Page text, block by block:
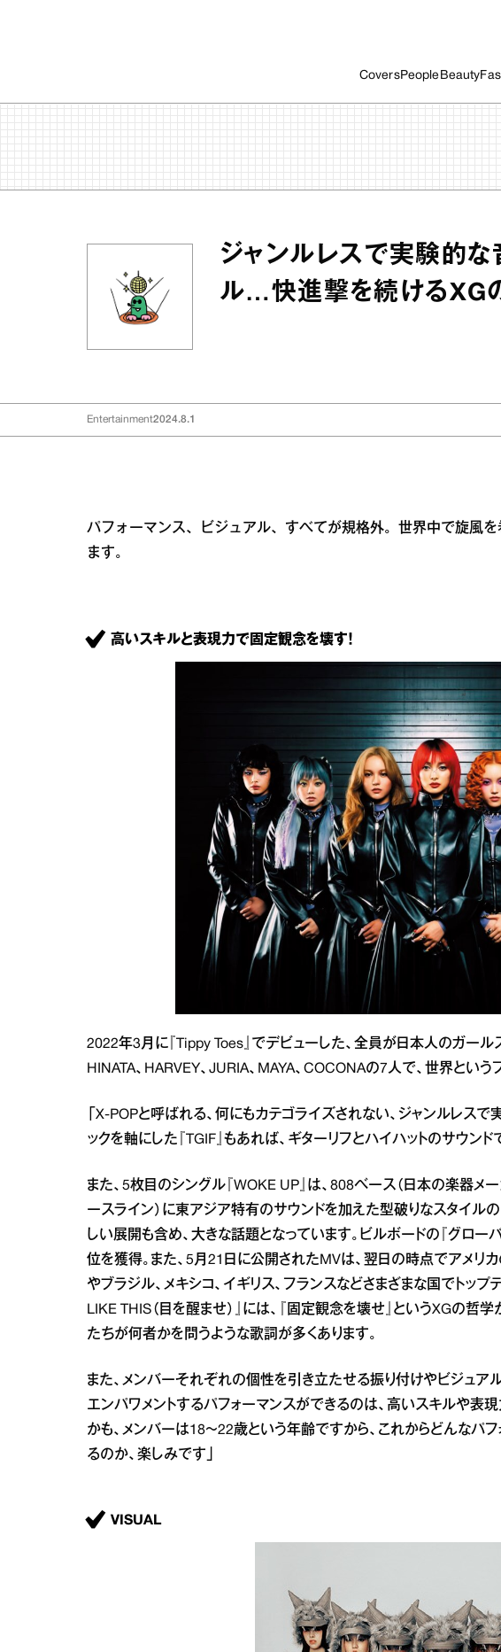
CoversPeople Beauty
ジャンルレスで実験的な
ル…快進撃を続けるXG
Entertainment2024.8.1
パフォーマンス、ビジュアル、すべてが規格外。世界中で旋風
ます。
高いスキルと表現力で固定観念を壊す！
2022年3月に『Tippy Toes』でデビューした、全員が日本人のガール
HINATA、HARVEY、JURIA、MAYA、COCONAの7人で、世界という
「X‐POPと呼ばれる、何にもカテゴライズされない、ジャンルレス
ックを軸にした『TGIF』もあれば、ギターリフとハイハットのサウン
また、5枚目のシングル『WOKE UP』は、808ベース（日本の楽器
ースライン）に東アジア特有のサウンドを加えた型破りなスタイル
しい展開も含め、大きな話題となっています。ビルボードの『グロー
位を獲得。また、5月21日に公開されたMVは、翌日の時点でアメリ
やブラジル、メキシコ、イギリス、フランスなどさまざまな国でトッ
LIKE THIS（目を醒ませ）』には、『固定観念を壊せ』というXGの
たちが何者かを問うような歌詞が多くあります。
また、メンバーそれぞれの個性を引き立たせる振り付けやビジュア
エンパワメントするパフォーマンスができるのは、高いスキルや表
かも、メンバーは18～22歳という年齢ですから、これからどんなパ
るのか、楽しみです」
VISUAL